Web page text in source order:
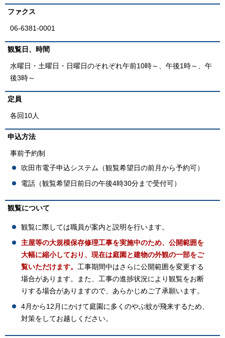
ファクス
06-6381-0001
観覧日、時間
水曜日・土曜日・日曜日のそれぞれ午前10時～、午後1時～、午
後3時～
定員
各回10人
申込方法
事前予約制
吹田市電子申込システム（観覧希望日の前月から予約可）
電話（観覧希望日前日の午後4時30分まで受付可）
観覧について
観覧に際しては職員が案内と説明を行います。
主屋等の大規模保存修理工事を実施中のため、公開範囲を
大幅に縮小しており、現在は庭園と建物の外観の一部をご
覧いただけます。 工事期間中はさらに公開範囲を変更する
場合があります。また、工事の進捗状況により観覧をお断
りする場合がありますので、あらかじめご了承願います。
4月から12月にかけて庭園に多くのやぶ蚊が飛来するため、
対策をしてお越しください。